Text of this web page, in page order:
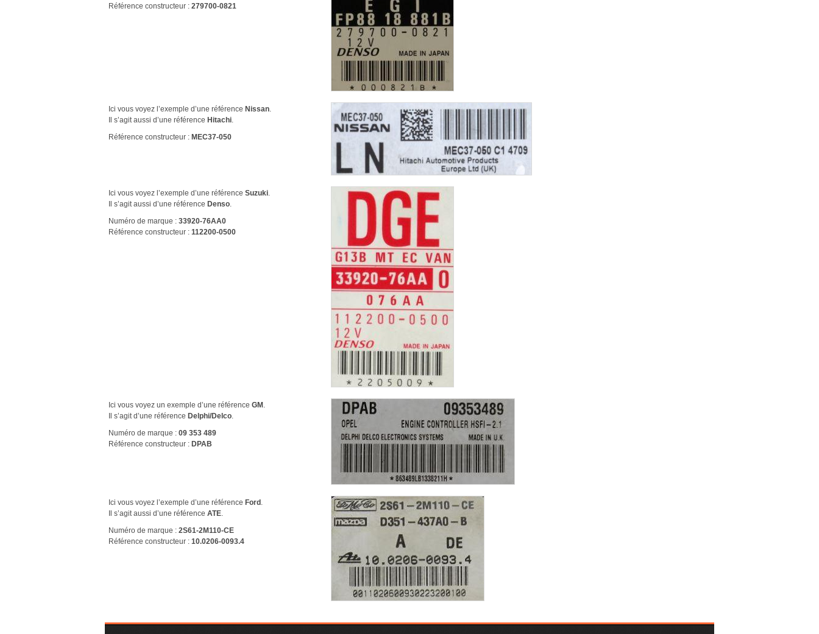
Référence constructeur : 279700-0821
Ici vous voyez l’exemple d’une référence Nissan.
Il s’agit aussi d’une référence Hitachi.
Référence constructeur : MEC37-050
Ici vous voyez l’exemple d’une référence Suzuki.
Il s’agit aussi d’une référence Denso.
Numéro de marque : 33920-76AA0
Référence constructeur : 112200-0500
Ici vous voyez un exemple d’une référence GM .
Il s’agit d’une référence Delphi/Delco.
Numéro de marque : 09 353 489
Référence constructeur : DPAB
Ici vous voyez l’exemple d’une référence Ford .
Il s’agit aussi d’une référence ATE.
Numéro de marque : 2S61-2M110-CE
Référence constructeur : 10.0206-0093.4